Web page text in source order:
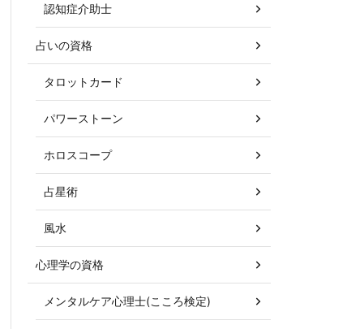
認知症介助士
占いの資格
タロットカード
パワーストーン
ホロスコープ
占星術
風水
心理学の資格
メンタルケア心理士(こころ検定)